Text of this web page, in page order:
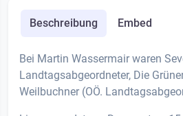
Beschreibung Embed
Bei Martin Wassermair waren
Landtagsabgeordneter, Die
Weilbuchner (OÖ.